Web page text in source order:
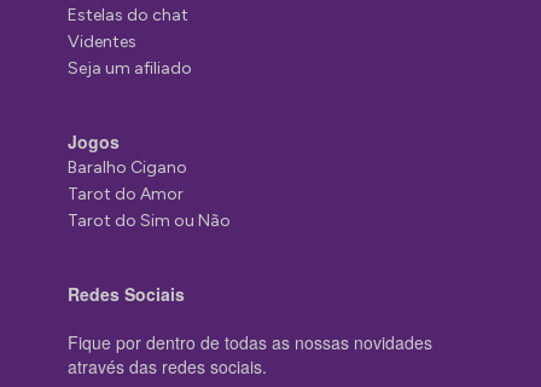
Estelas do chat
Videntes
Seja um afiliado
Jogos
Baralho Cigano
Tarot do Amor
Tarot do Sim ou Não
Redes Sociais
Fique por dentro de todas as nossas novidades
através das redes sociais.